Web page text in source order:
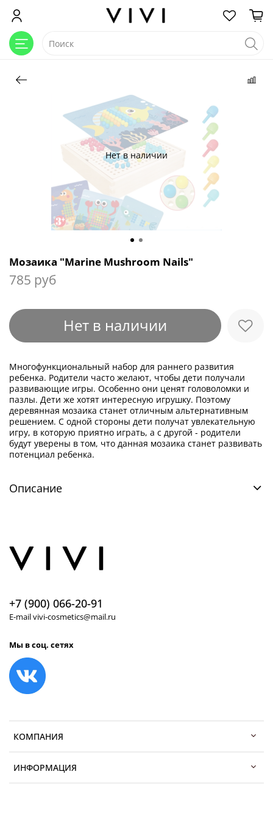
Нет в наличии
Мозаика "Marine Mushroom Nails"
785 руб
Нет в наличии
Многофункциональный набор для раннего развития
ребенка. Родители часто желают, чтобы дети получали
развивающие игры. Особенно они ценят головоломки и
пазлы. Дети же хотят интересную игрушку. Поэтому
деревянная мозаика станет отличным альтернативным
решением. С одной стороны дети получат увлекательную
игру, в которую приятно играть, а с другой - родители
будут уверены в том, что данная мозаика станет развивать
потенциал ребенка.
Описание
КОМПАНИЯ
ИНФОРМАЦИЯ
+7 (900) 066-20-91
E-mail vivi-cosmetics@mail.ru
Мы в соц. сетях